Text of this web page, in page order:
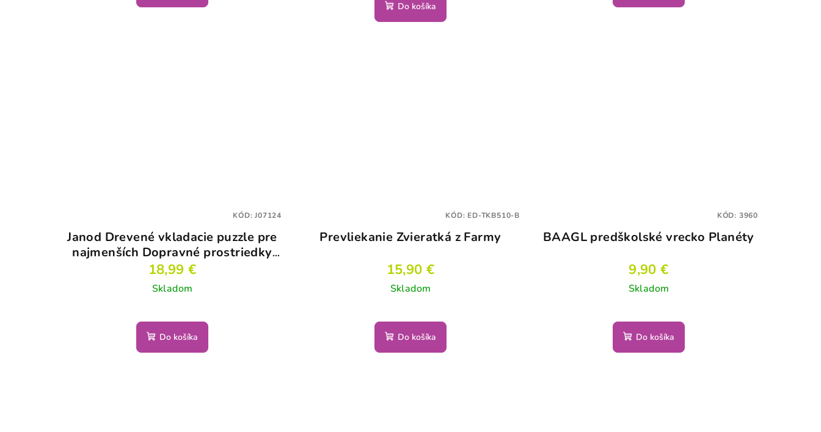
Do košíka
Janod Drevené vkladacie puzzle pre
najmenších Dopravné prostriedky
Chunky
18,99 €
Skladom
Do košíka
KÓD:J07124
Prevliekanie Zvieratká z Farmy
15,90 €
Skladom
Do košíka
KÓD: ED-TKB510-B
BAAGL predškolské vrecko Planéty
9,90 €
Skladom
Do košíka
KÓD: 3960